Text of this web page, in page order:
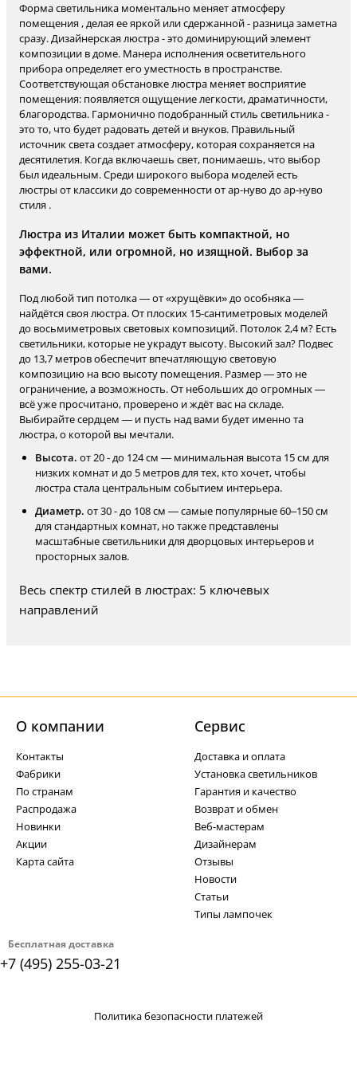
Форма светильника моментально меняет атмосферу
помещения , делая ее яркой или сдержанной - разница заметна
сразу. Дизайнерская люстра - это доминирующий элемент
композиции в доме. Манера исполнения осветительного
прибора определяет его уместность в пространстве.
Соответствующая обстановке люстра меняет восприятие
помещения: появляется ощущение легкости, драматичности,
благородства. Гармонично подобранный стиль светильника -
это то, что будет радовать детей и внуков. Правильный
источник света создает атмосферу, которая сохраняется на
десятилетия. Когда включаешь свет, понимаешь, что выбор
был идеальным. Среди широкого выбора моделей есть
люстры от классики до современности от ар-нуво до ар-нуво
стиля .
Люстра из Италии может быть компактной, но
эффектной, или огромной, но изящной. Выбор за
вами.
Под любой тип потолка — от «хрущёвки» до особняка —
найдётся своя люстра. От плоских 15-сантиметровых моделей
до восьмиметровых световых композиций. Потолок 2,4 м? Есть
светильники, которые не украдут высоту. Высокий зал? Подвес
до 13,7 метров обеспечит впечатляющую световую
композицию на всю высоту помещения. Размер — это не
ограничение, а возможность. От небольших до огромных —
всё уже просчитано, проверено и ждёт вас на складе.
Выбирайте сердцем — и пусть над вами будет именно та
люстра, о которой вы мечтали.
Высота. от 20 - до 124 см — минимальная высота 15 см для
низких комнат и до 5 метров для тех, кто хочет, чтобы
люстра стала центральным событием интерьера.
Диаметр. от 30 - до 108 см — самые популярные 60–150 см
для стандартных комнат, но также представлены
масштабные светильники для дворцовых интерьеров и
просторных залов.
Весь спектр стилей в люстрах: 5 ключевых
направлений
Бесплатная доставка
+7 (495) 255-03-21
О компании
Контакты
Фабрики
По странам
Распродажа
Новинки
Акции
Карта сайта
Cервис
Доставка и оплата
Установка светильников
Гарантия и качество
Возврат и обмен
Веб-мастерам
Дизайнерам
Отзывы
Новости
Статьи
Типы лампочек
Политика безопасности платежей